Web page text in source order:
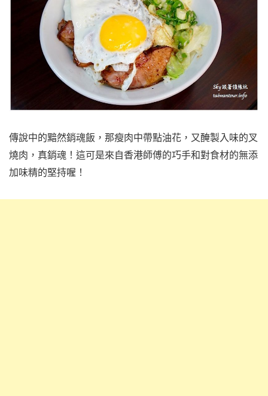
傳說中的黯然銷魂飯，那瘦肉中帶點油花，又醃製入味的叉
燒肉，真銷魂！這可是來自香港師傅的巧手和對食材的無添
加味精的堅持喔！